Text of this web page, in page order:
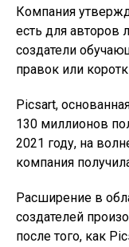
Компания
есть для авторов
создатели
правок или
Picsart,
130 миллионов
2021 году, на
компания
Расширение в
создателей
после того, как